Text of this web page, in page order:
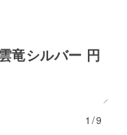
竜シルバー 円
1/9